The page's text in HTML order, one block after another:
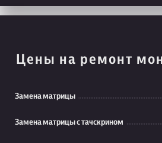
Цены на ремонт
Замена матрицы
Замена матрицы с тачскрином